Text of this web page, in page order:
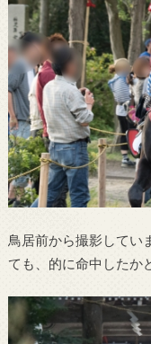
鳥居前から撮影してい
ても、的に命中したか